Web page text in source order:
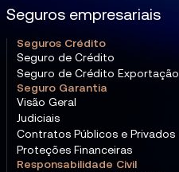
Seguros empresariais
Seguros Crédito
Seguro de Crédito
Seguro de Crédito Exportação
Seguro Garantia
Visão Geral
Judiciais
Contratos Públicos e Privados
Proteções Financeiras
Responsabilidade Civil